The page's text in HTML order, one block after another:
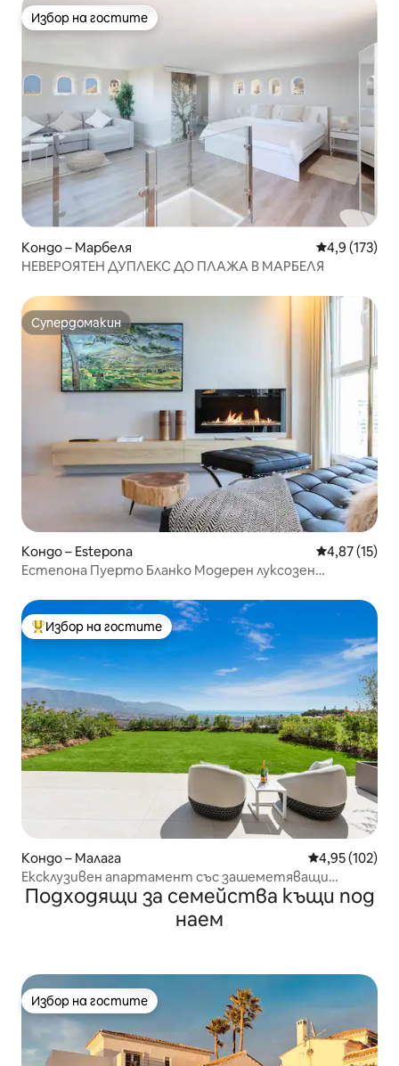
Избор на гостите
Избор на гостите
Кондо – Марбеля Средна
4,9 (173)
НЕВЕРОЯТЕН ДУПЛЕКС ДО ПЛАЖА В МАРБЕЛЯ
Супердомакин
Супердомакин
Кондо – Estepona Средна
4,87 (15)
Естепона Пуерто Бланко Модерен луксозен
Най-популярен избор на гостите
Избор на гостите
Кондо – Малага Средна
4,95 (102)
Ексклузивен апартамент със зашеметяващи
изгледи, басейн и голф
Подходящи за семейства къщи под
наем
Избор на гостите
Избор на гостите